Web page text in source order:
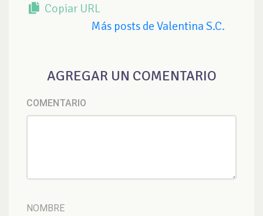
Copiar URL
Más posts de Valentina S.C.
AGREGAR UN COMENTARIO
COMENTARIO
NOMBRE